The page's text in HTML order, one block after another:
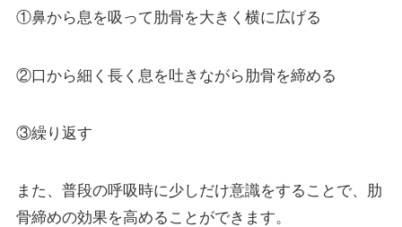
①鼻から息を吸って肋骨を大きく横に広げる
②口から細く長く息を吐きながら肋骨を締める
③繰り返す
また、普段の呼吸時に少しだけ意識をすることで、肋
骨締めの効果を高めることができます。